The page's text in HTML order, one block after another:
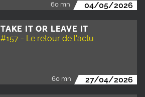
60 mn 04/05/2026
TAKE IT OR LEAVE IT
#157 - Le retour de l'actu
60 mn 27/04/2026